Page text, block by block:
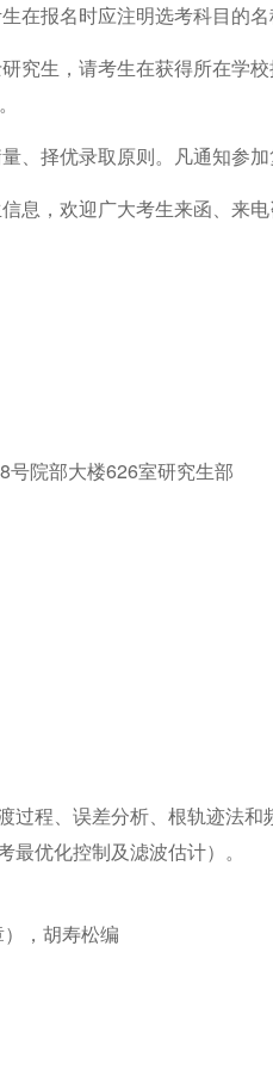
在报名时应注明选考科目的名
究生，请考生在获得所在学
、择优录取原则。凡通知参
息，欢迎广大考生来函、来电
号院部大楼626室研究生部
过程、误差分析、根轨迹法
优化控制及滤波估计）。
），胡寿松编